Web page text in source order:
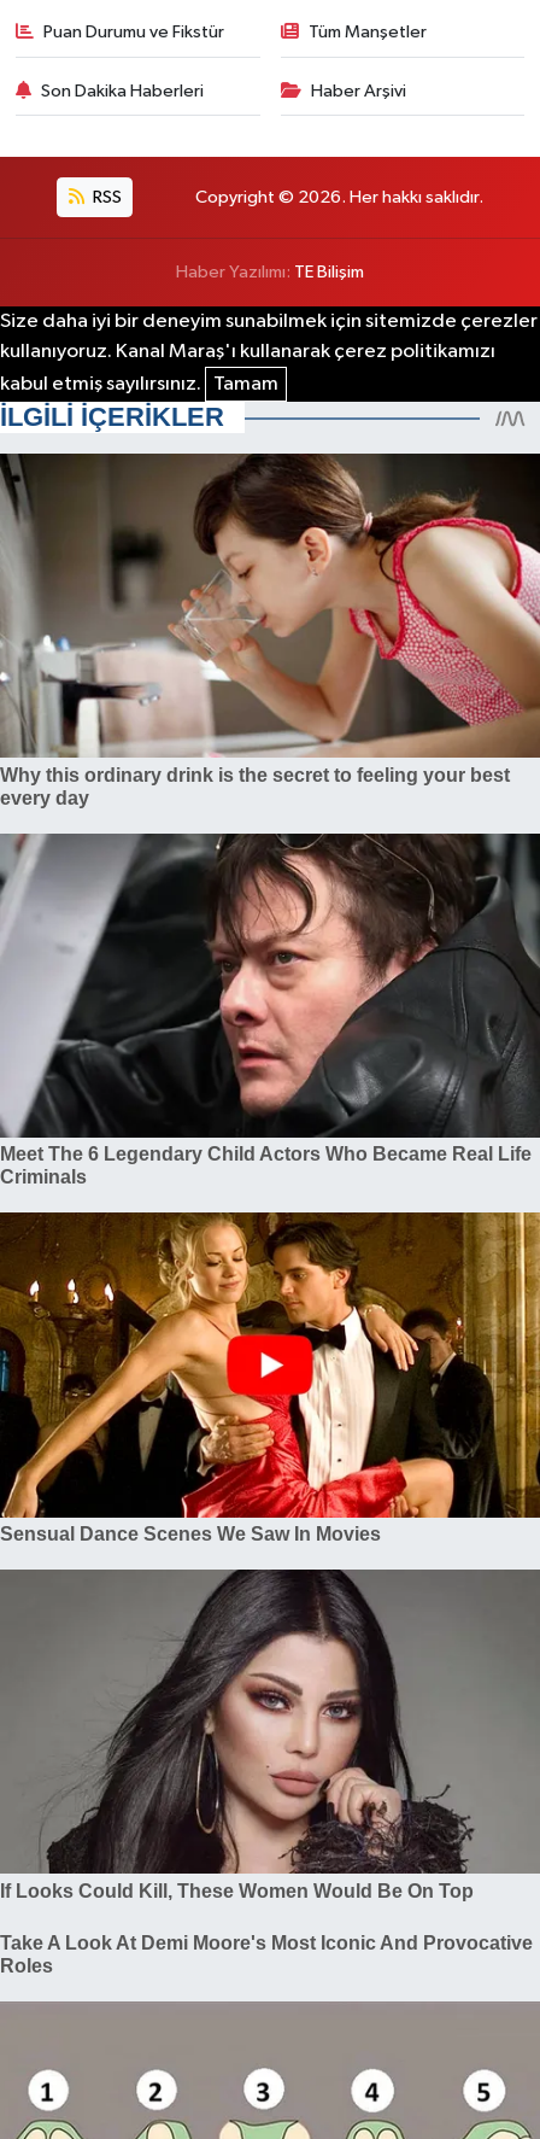
Puan Durumu ve Fikstür Tüm Manşetler
Son Dakika Haberleri Haber Arşivi
RSS Copyright © 2026. Her hakkı saklıdır.
Haber Yazılımı: TE Bilişim
Size daha iyi bir deneyim sunabilmek için sitemizde çerezler
kullanıyoruz. Kanal Maraş'ı kullanarak çerez politikamızı
kabul etmiş sayılırsınız.
Tamam